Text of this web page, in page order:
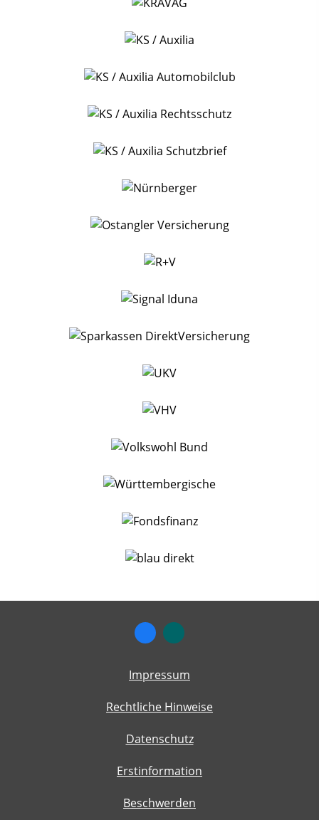
Impressum
Rechtliche Hinweise
Datenschutz
Erstinformation
Beschwerden